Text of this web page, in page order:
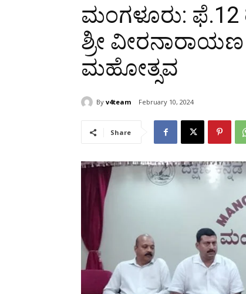
ಮಂಗಳೂರು: ಫೆ.12
ಶ್ರೀ ವೀರನಾರಾಯಣ
ಮಹೋತ್ಸವ
By v4team February 10, 2024
Share